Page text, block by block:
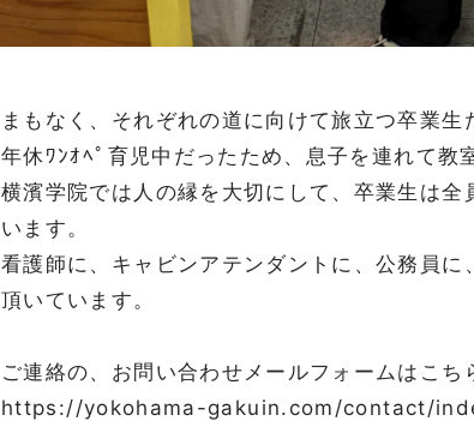
まもなく、それぞれの道に向けて旅立つ卒業生
年休ﾜﾝｵﾍﾟ育児中だったため、息子を連れて教
横濱学院では人の縁を大切にして、卒業生は
います。
看護師に、キャビンアテンダントに、公務員
頂いています。
ご連絡の、お問い合わせメールフォームはこち
https://yokohama-gakuin.com/contact/